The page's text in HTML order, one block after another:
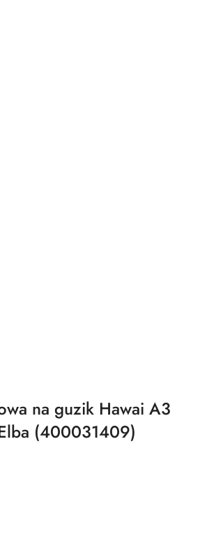
na guzik Hawai A3
(400031409)